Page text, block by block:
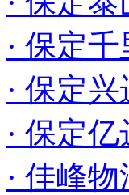
· 保定
· 保定
· 保定
· 佳峰